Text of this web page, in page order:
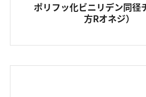
ポリフッ化ビニリデン同径
方Rオネジ）